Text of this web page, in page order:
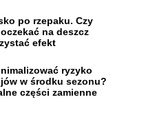
po rzepaku. Czy
na deszcz
efekt
ryzyko
w środku sezonu?
części zamienne